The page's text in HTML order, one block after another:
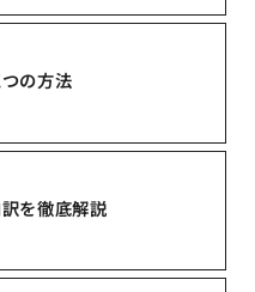
の方法
を徹底解説